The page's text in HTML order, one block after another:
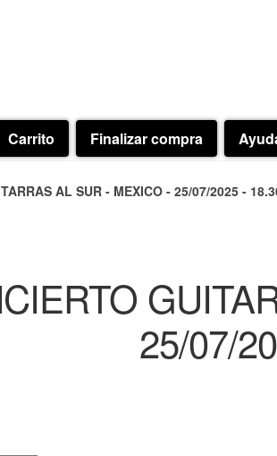
Carrito Finalizar compra
AL SUR - MEXICO - 25/07/2025 -
25/07/